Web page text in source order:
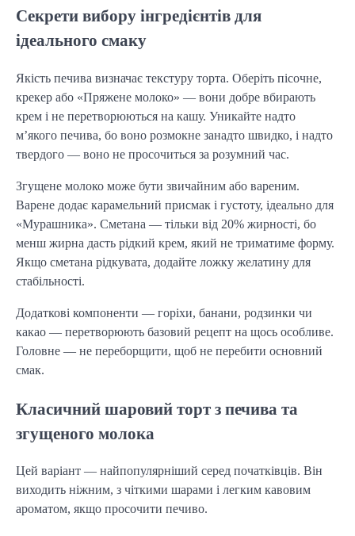
Секрети вибору інгредієнтів для
ідеального смаку
Якість печива визначає текстуру торта. Оберіть пісочне,
крекер або «Пряжене молоко» — вони добре вбирають
крем і не перетворюються на кашу. Уникайте надто
м’якого печива, бо воно розмокне занадто швидко, і надто
твердого — воно не просочиться за розумний час.
Згущене молоко може бути звичайним або вареним.
Варене додає карамельний присмак і густоту, ідеально для
«Мурашника». Сметана — тільки від 20% жирності, бо
менш жирна дасть рідкий крем, який не триматиме форму.
Якщо сметана рідкувата, додайте ложку желатину для
стабільності.
Додаткові компоненти — горіхи, банани, родзинки чи
какао — перетворюють базовий рецепт на щось особливе.
Головне — не переборщити, щоб не перебити основний
смак.
Класичний шаровий торт з печива та
згущеного молока
Цей варіант — найпопулярніший серед початківців. Він
виходить ніжним, з чіткими шарами і легким кавовим
ароматом, якщо просочити печиво.